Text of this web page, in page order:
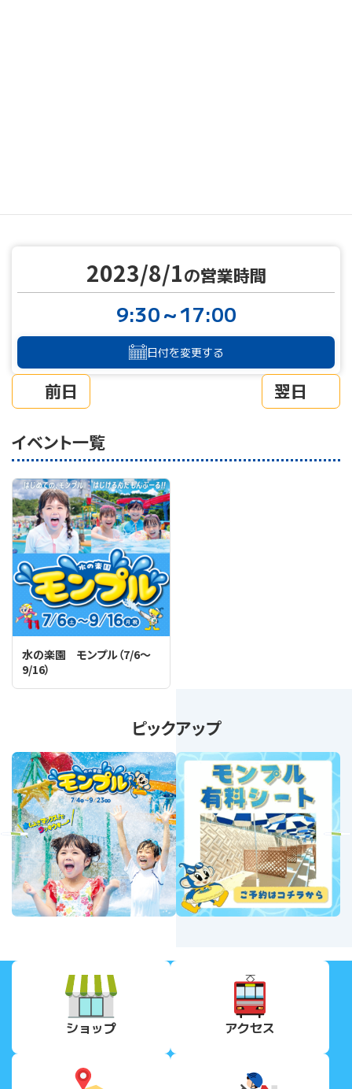
前日
2023/8/1の営業時間
9:30～17:00
日付を変更する
翌日
イベント一覧
水の楽園 モンプル（7/6～
9/16）
ピックアップ
Next
ショップ アクセス